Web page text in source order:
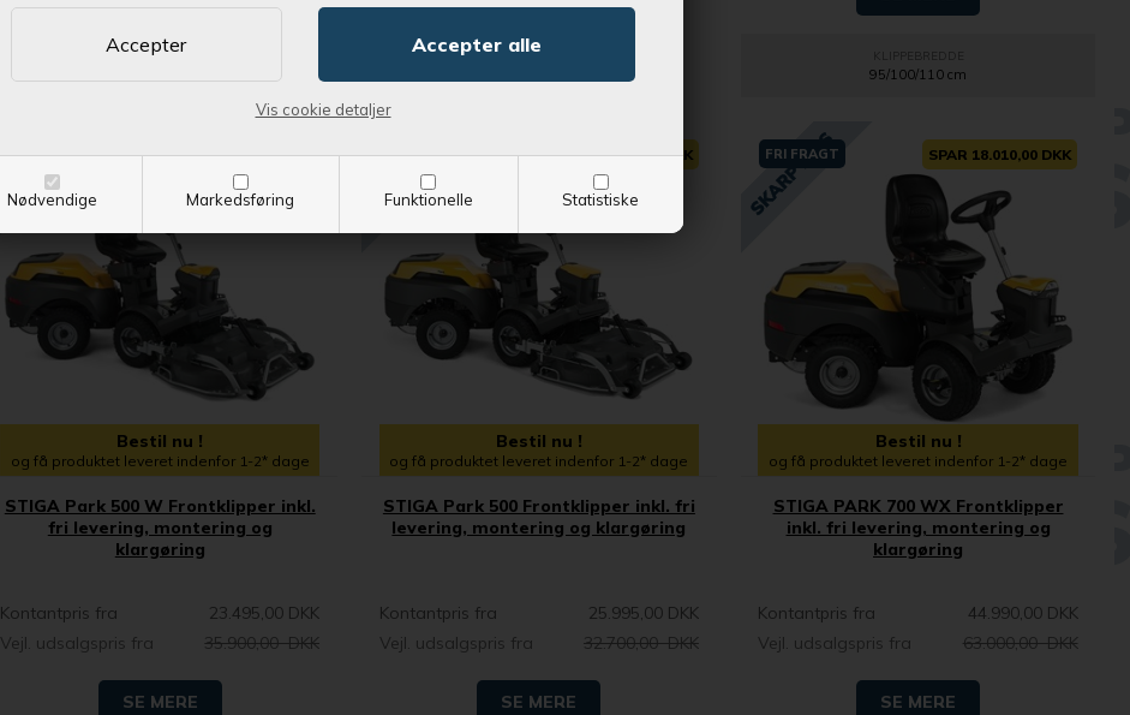
Nødvendige Markedsføring Funktionelle Statistiske
Vis cookie detaljer
KLIPPEBREDDE
95/100/110 cm
FRI FRAGT SPAR 12.405,00 DKK
Bestil nu !
og få produktet leveret indenfor 1-2* dage
STIGA Park 500 W Frontklipper inkl.
fri levering, montering og
klargøring
Kontantpris fra
23.495,00 DKK
Vejl. udsalgspris fra
35.900,00 DKK
SE MERE
SPAR 6.705,00 DKK
Bestil nu !
og få produktet leveret indenfor 1-2* dage
STIGA Park 500 Frontklipper inkl. fri
levering, montering og klargøring
Kontantpris fra
25.995,00 DKK
Vejl. udsalgspris fra
32.700,00 DKK
SE MERE
FRI FRAGT SPAR 18.010,00 DKK
Bestil nu !
og få produktet leveret indenfor 1-2* dage
STIGA PARK 700 WX Frontklipper
inkl. fri levering, montering og
klargøring
Kontantpris fra
44.990,00 DKK
Vejl. udsalgspris fra
63.000,00 DKK
SE MERE